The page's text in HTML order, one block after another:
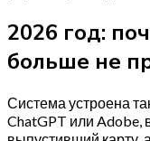
2026 год:
больше не
Система устроена
ChatGPT или Adobe,